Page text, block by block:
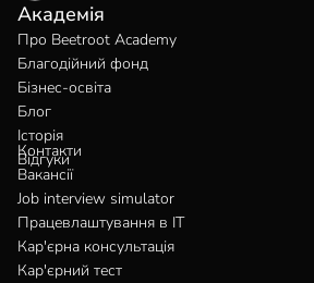
Академія
Про Beetroot Academy
Благодійний фонд
Бізнес-освіта
Блог
Історія
Відгуки
Контакти
Вакансії
Job interview simulator
Працевлаштування в IT
Кар'єрна консультація
Кар'єрний тест